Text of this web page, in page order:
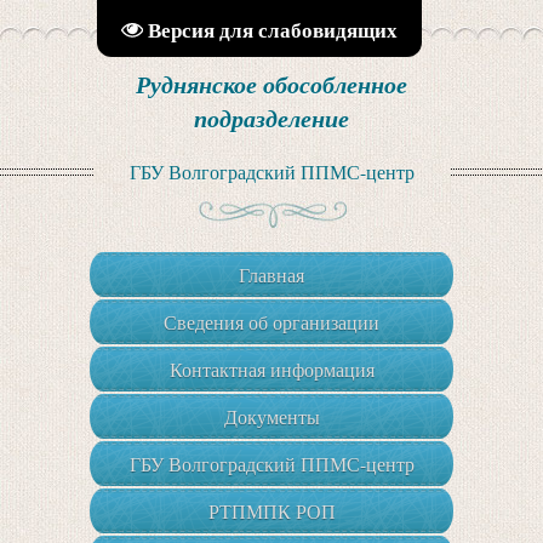
Версия для слабовидящих
Руднянское обособленное
подразделение
ГБУ Волгоградский ППМС-центр
Главная
Сведения об организации
Контактная информация
Документы
ГБУ Волгоградский ППМС-центр
РТПМПК РОП